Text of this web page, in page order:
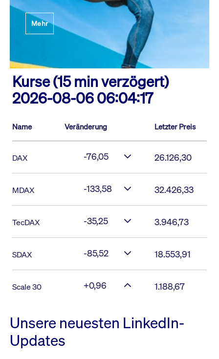
Mehr
Kurse (15 min verzögert)
2026-08-06 06:04:17
Name Veränderung Letzter Preis
DAX -76,05 26.126,30
MDAX -133,58 32.426,33
TecDAX -35,25 3.946,73
SDAX -85,52 18.553,91
Scale 30 +0,96 1.188,67
Unsere neuesten LinkedIn-
Updates